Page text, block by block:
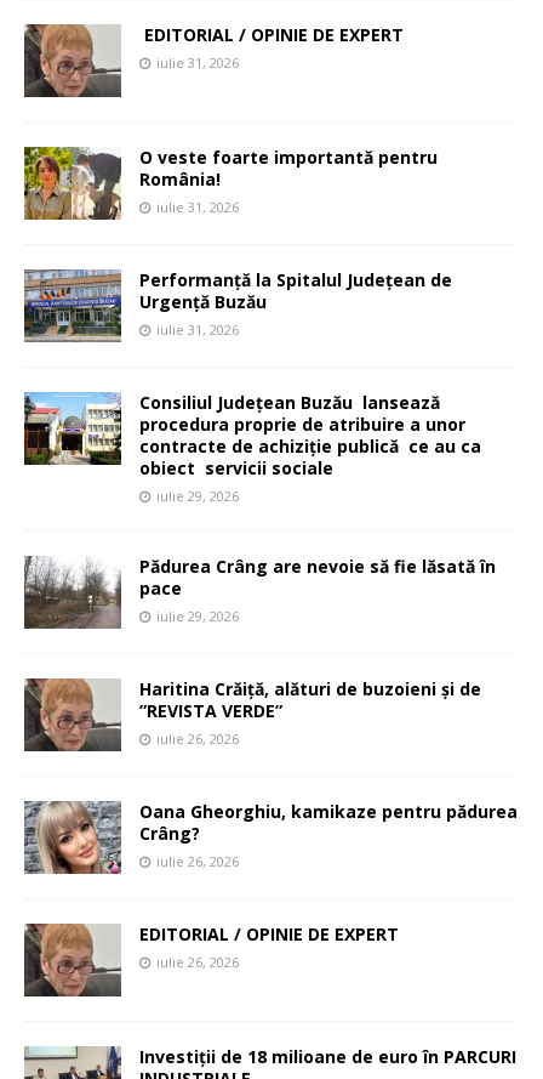
EDITORIAL / OPINIE DE EXPERT
iulie 31, 2026
O veste foarte importantă pentru
România!
iulie 31, 2026
Performanță la Spitalul Județean de
Urgență Buzău
iulie 31, 2026
Consiliul Județean Buzău lansează
procedura proprie de atribuire a unor
contracte de achiziție publică ce au ca
obiect servicii sociale
iulie 29, 2026
Pădurea Crâng are nevoie să fie lăsată în
pace
iulie 29, 2026
Haritina Crăiță, alături de buzoieni și de
”REVISTA VERDE”
iulie 26, 2026
Oana Gheorghiu, kamikaze pentru pădurea
Crâng?
iulie 26, 2026
EDITORIAL / OPINIE DE EXPERT
iulie 26, 2026
Investiții de 18 milioane de euro în PARCURI